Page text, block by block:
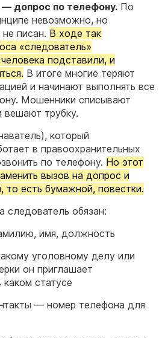
допрос по телефону. По
невозможно, но
писан. В ходе так
«следователь»
подставили, и
В итоге многие теряют
и начинают выполнять все
Мошенники списывают
вешают трубку.
который
в правоохранительных
по телефону. Но этот
вызов на допрос и
то есть бумажной, повестки.
следователь обязан:
имя, должность
уголовному делу или
он приглашает
статусе
— номер телефона для